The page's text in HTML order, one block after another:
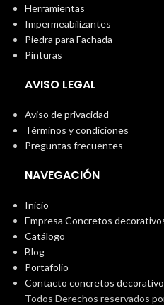
Herramientas
Impermeabilizantes
Piedra para Fachada
Pinturas
AVISO LEGAL
Aviso de privacidad
Términos y condiciones
Preguntas frecuentes
NAVEGACIÓN
Inicio
Empresa Concretos
Catálogo
Blog
Portafolio
Contacto concretos
Todos Derechos reservados